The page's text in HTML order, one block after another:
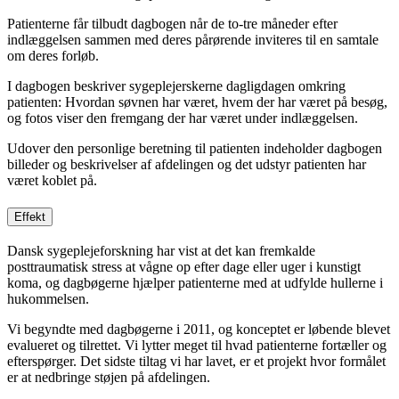
Patienterne får tilbudt dagbogen når de to-tre måneder efter
indlæggelsen sammen med deres pårørende inviteres til en samtale
om deres forløb.
I dagbogen beskriver sygeplejerskerne dagligdagen omkring
patienten: Hvordan søvnen har været, hvem der har været på besøg,
og fotos viser den fremgang der har været under indlæggelsen.
Udover den personlige beretning til patienten indeholder dagbogen
billeder og beskrivelser af afdelingen og det udstyr patienten har
været koblet på.
Effekt
Dansk sygeplejeforskning har vist at det kan fremkalde
posttraumatisk stress at vågne op efter dage eller uger i kunstigt
koma, og dagbøgerne hjælper patienterne med at udfylde hullerne i
hukommelsen.
Vi begyndte med dagbøgerne i 2011, og konceptet er løbende blevet
evalueret og tilrettet. Vi lytter meget til hvad patienterne fortæller og
efterspørger. Det sidste tiltag vi har lavet, er et projekt hvor formålet
er at nedbringe støjen på afdelingen.